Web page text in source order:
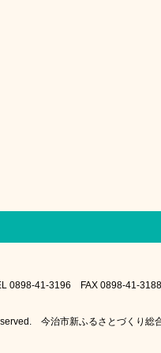
0898-41-3196 FAX 0898-41-3188
今治市新ふるさとづくり総